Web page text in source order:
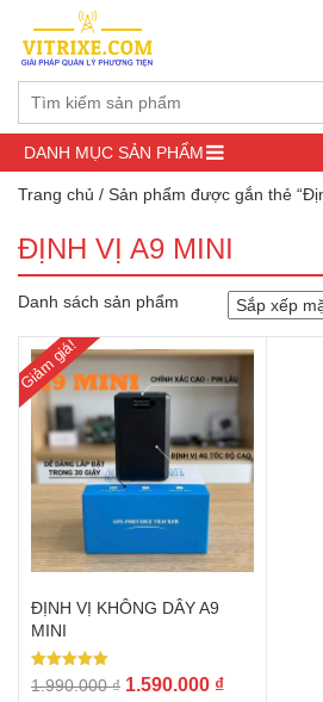
DANH MỤC SẢN PHẨM
Trang chủ / Sản phẩm được gắn thẻ
ĐỊNH VỊ A9 MINI
Danh sách sản phẩm
Giảm giá!
ĐỊNH VỊ KHÔNG DÂY A9
MINI
Được xếp
hạng
1.990.000₫ Giá
1.590.000 ₫Giá